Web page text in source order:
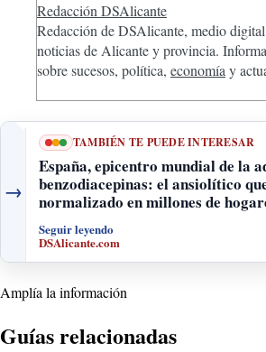
Redacción DSAlicante
Redacción de DSAlicante, medio
noticias de Alicante y provincia.
sobre sucesos, política, economía y
→
TAMBIÉN TE PUEDE INTERESAR
España, epicentro mundial de la
benzodiacepinas: el ansiolítico
normalizado en millones de
Seguir leyendo
DSAlicante.com
Amplía la información
Guías relacionadas